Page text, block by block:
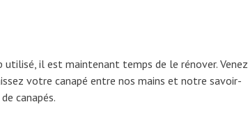
utilisé, il est maintenant temps de le rénover. Venez
votre canapé entre nos mains et notre savoir-
canapés.